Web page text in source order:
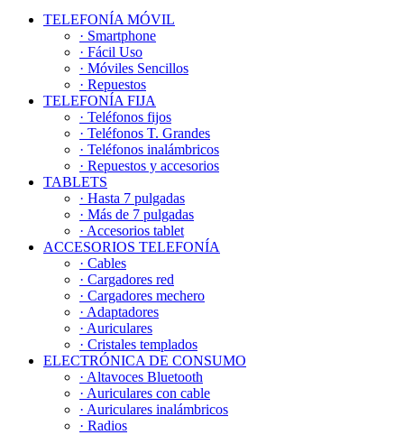
TELEFONÍA MÓVIL
· Smartphone
· Fácil Uso
· Móviles Sencillos
· Repuestos
TELEFONÍA FIJA
· Teléfonos fijos
· Teléfonos T. Grandes
· Teléfonos inalámbricos
· Repuestos y accesorios
TABLETS
· Hasta 7 pulgadas
· Más de 7 pulgadas
· Accesorios tablet
ACCESORIOS TELEFONÍA
· Cables
· Cargadores red
· Cargadores mechero
· Adaptadores
· Auriculares
· Cristales templados
ELECTRÓNICA DE CONSUMO
· Altavoces Bluetooth
· Auriculares con cable
· Auriculares inalámbricos
· Radios